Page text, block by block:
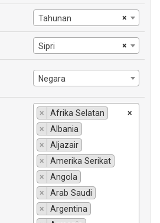
×
Tahunan
×
Sipri
Negara
×
×
Afrika Selatan
×
Albania
×
Aljazair
×
Amerika Serikat
×
Angola
×
Arab Saudi
×
Argentina